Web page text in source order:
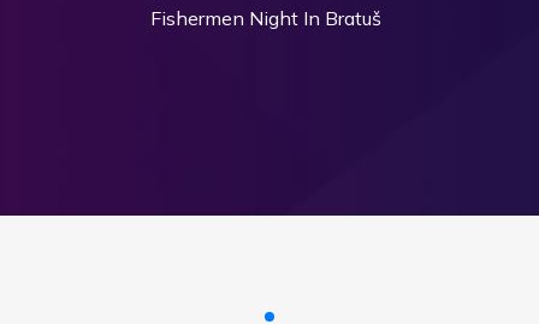
Fishermen Night In Bratuš